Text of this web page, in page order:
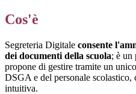
Cos'è
Segreteria Digitale consente
dei documenti della scuola; è un
propone di gestire tramite un
DSGA e del personale scolastico,
intuitiva.